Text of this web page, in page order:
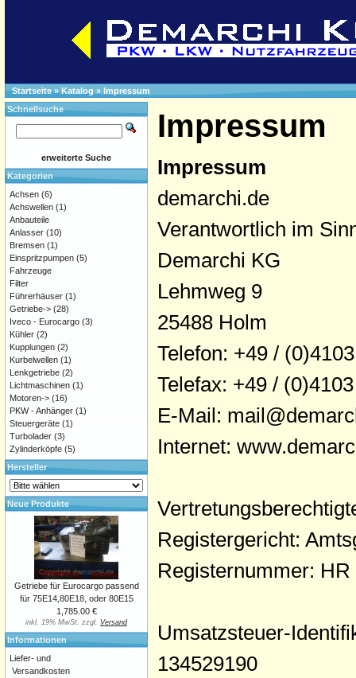
Startseite»Katalog » Impressum
Impressum
Impressum
demarchi.de
Verantwortlich im
Demarchi KG
Lehmweg 9
25488 Holm
Telefon: +49 /
Telefax: +49 /
E-Mail:
Internet:
Registergericht:
Registernummer: HR
Umsatzsteuer-
134529190
Schnellsuche
erweiterte Suche
Kategorien
Achsen (6)
Achswellen (1)
Anbauteile
Anlasser (10)
Bremsen (1)
Einspritzpumpen (5)
Fahrzeuge
Filter
Führerhäuser (1)
Getriebe-> (28)
Iveco - Eurocargo (3)
Kühler (2)
Kupplungen (2)
Kurbelwellen (1)
Lenkgetriebe (2)
Lichtmaschinen (1)
Motoren-> (16)
PKW - Anhänger (1)
Steuergeräte (1)
Turbolader (3)
Zylinderköpfe (5)
Hersteller
Neue Produkte
Getriebe für Eurocargo passend
für 75E14,80E18, oder 80E15
1,785.00 €
inkl. 19% MwSt. zzgl. Versand
Informationen
Liefer- und
Versandkosten